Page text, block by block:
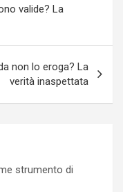
valide? La
non lo eroga? La
verità inaspettata
strumento di